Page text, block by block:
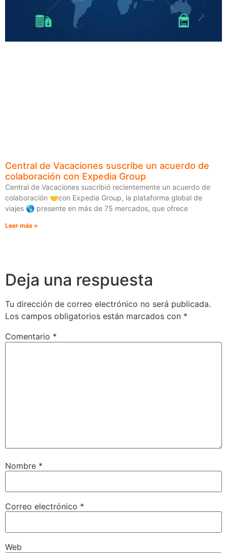
Central de Vacaciones suscribe un acuerdo de
colaboración con Expedia Group
Central de Vacaciones suscribió recientemente un acuerdo de
colaboración 🤝con Expedia Group, la plataforma global de
viajes 🌎 presente en más de 75 mercados, que ofrece
Leer más »
Deja una respuesta
Tu dirección de correo electrónico no será publicada.
Los campos obligatorios están marcados con *
Comentario *
Nombre *
Correo electrónico *
Web